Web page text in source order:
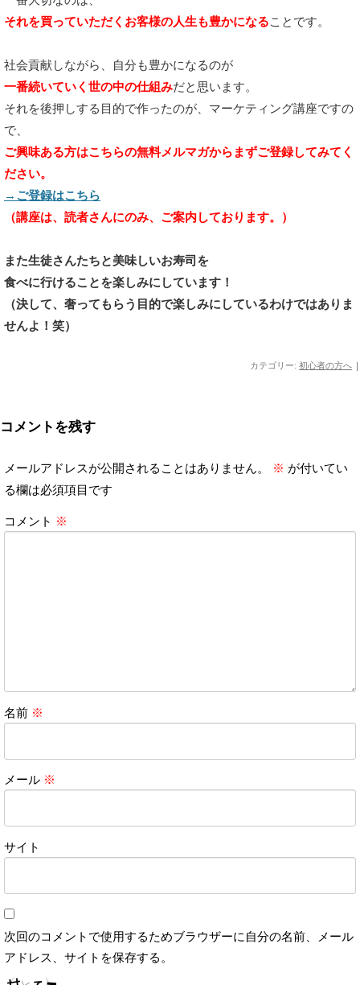
それを買っていただくお客様の人生も豊かになることです。
社会貢献しながら、自分も豊かになるのが
一番続いていく世の中の仕組みだと思います。
それを後押しする目的で作ったのが、マーケティング講座ですの
で、
ご興味ある方はこちらの無料メルマガからまずご登録してみてく
ださい。
→ご登録はこちら
（講座は、読者さんにのみ、ご案内しております。）
また生徒さんたちと美味しいお寿司を
食べに行けることを楽しみにしています！
（決して、奢ってもらう目的で楽しみにしているわけではありま
せんよ！笑）
カテゴリー: 初心者の方へ |
コメントを残す
メールアドレスが公開されることはありません。 ※ が付いてい
る欄は必須項目です
コメント ※
名前 ※
メール ※
サイト
次回のコメントで使用するためブラウザーに自分の名前、メール
アドレス、サイトを保存する。